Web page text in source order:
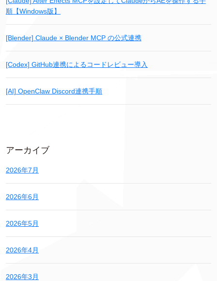
順【Windows版】
[Blender] Claude × Blender MCP の公式連携
[Codex] GitHub連携によるコードレビュー導入
[AI] OpenClaw Discord連携手順
アーカイブ
2026年7月
2026年6月
2026年5月
2026年4月
2026年3月